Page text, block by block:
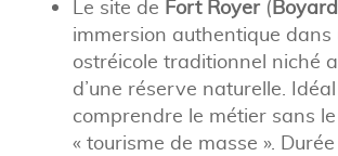
Le site de Fort Royer(
immersion authentique dans
ostréicole traditionnel niché
d’une réserve naturelle.
comprendre le métier sans
« tourisme de masse ».